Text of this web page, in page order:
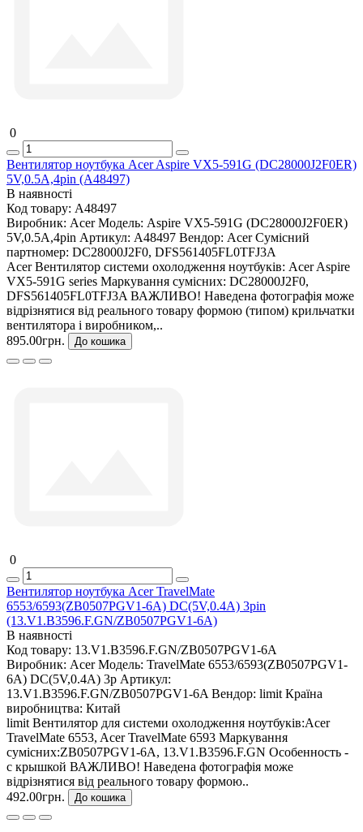
0
Вентилятор ноутбука Acer Aspire VX5-591G (DC28000J2F0ER)
5V,0.5A,4pin (A48497)
В наявності
Код товару: A48497
Виробник: Acer Модель: Aspire VX5-591G (DC28000J2F0ER)
5V,0.5A,4pin Артикул: A48497 Вендор: Acer Сумісний
партномер: DC28000J2F0, DFS561405FL0TFJ3A
Acer Вентилятор системи охолодження ноутбуків: Acer Aspire
VX5-591G series Маркування сумісних: DC28000J2F0,
DFS561405FL0TFJ3A ВАЖЛИВО! Наведена фотографія може
відрізнятися від реального товару формою (типом) крильчатки
вентилятора і виробником,..
895.00грн.
До кошика
0
Вентилятор ноутбука Acer TravelMate
6553/6593(ZB0507PGV1-6A) DC(5V,0.4A) 3pin
(13.V1.B3596.F.GN/ZB0507PGV1-6A)
В наявності
Код товару: 13.V1.B3596.F.GN/ZB0507PGV1-6A
Виробник: Acer Модель: TravelMate 6553/6593(ZB0507PGV1-
6A) DC(5V,0.4A) 3p Артикул:
13.V1.B3596.F.GN/ZB0507PGV1-6A Вендор: limit Країна
виробництва: Китай
limit Вентилятор для системи охолодження ноутбуків:Acer
TravelMate 6553, Acer TravelMate 6593 Маркування
сумісних:ZB0507PGV1-6A, 13.V1.B3596.F.GN Особенность -
с крышкой ВАЖЛИВО! Наведена фотографія може
відрізнятися від реального товару формою..
492.00грн.
До кошика